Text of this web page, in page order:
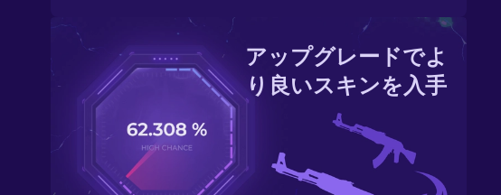
アップグレードでよ
り良いスキンを入手